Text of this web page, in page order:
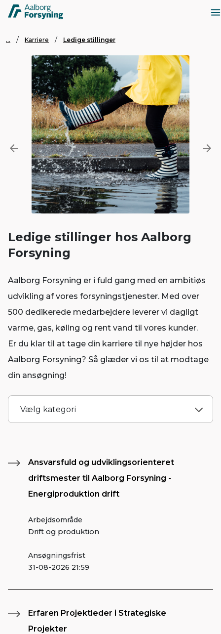
... Karriere Ledige stillinger
 
Ledige stillinger hos Aalborg
Forsyning
Aalborg Forsyning er i fuld gang med en ambitiøs
udvikling af vores forsyningstjenester. Med over
500 dedikerede medarbejdere leverer vi dagligt
varme, gas, køling og rent vand til vores kunder.
Er du klar til at tage din karriere til nye højder hos
Aalborg Forsyning? Så glæder vi os til at modtage
din ansøgning!
Ansvarsfuld og udviklingsorienteret
driftsmester til Aalborg Forsyning -
Energiproduktion drift
Arbejdsområde
Drift og produktion
Ansøgningsfrist
31-08-2026 21:59
Erfaren Projektleder i Strategiske
Projekter